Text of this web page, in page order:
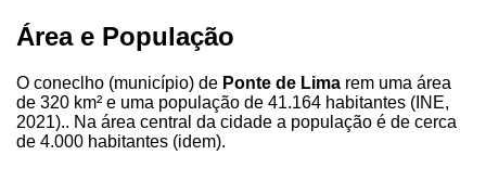
Área e População
O coneclho (município) de Ponte de Lima rem uma área
de 320 km² e uma população de 41.164 habitantes (INE,
2021).. Na área central da cidade a população é de cerca
de 4.000 habitantes (idem).